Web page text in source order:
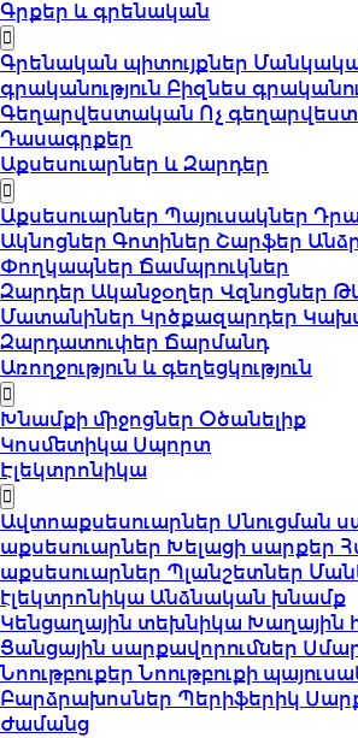
Գրքեր և գրենական
Գրենական պիտույքներ
գրականություն Բիզնես
Գեղարվեստական Ոչ
Դասագրքեր
Աքսեսուարներ և Զարդեր
Աքսեսուարներ Պայուսակներ
Ակնոցներ Գոտիներ Շարֆեր
Փողկապներ Ճամպրուկներ
Զարդեր Ականջօղեր Վզնոցներ
Մատանիներ Կրծքազարդեր
Զարդատուփեր Ճարմանդ
Առողջություն և գեղեցկություն
Խնամքի միջոցներ Օծանելիք
Կոսմետիկա Սպորտ
Էլեկտրոնիկա
Ավտոաքսեսուարներ Սնուցման
աքսեսուարներ Խելացի սարքեր
աքսեսուարներ Պլանշետներ
էլեկտրոնիկա Անձնական խնամք
Կենցաղային տեխնիկա Խաղային
Ցանցային սարքավորումներ
ՆոութբուքերՆոութբուքի
Բարձրախոսներ Պերիֆերիկ
Ժամանց